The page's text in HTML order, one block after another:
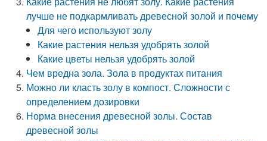
лучше не подкармливать древесной золой и почему
Для чего используют золу
Какие растения нельзя удобрять золой
Какие цветы нельзя удобрять золой
Чем вредна зола. Зола в продуктах питания
Можно ли класть золу в компост. Сложности с
определением дозировки
Норма внесения древесной золы. Состав
древесной золы